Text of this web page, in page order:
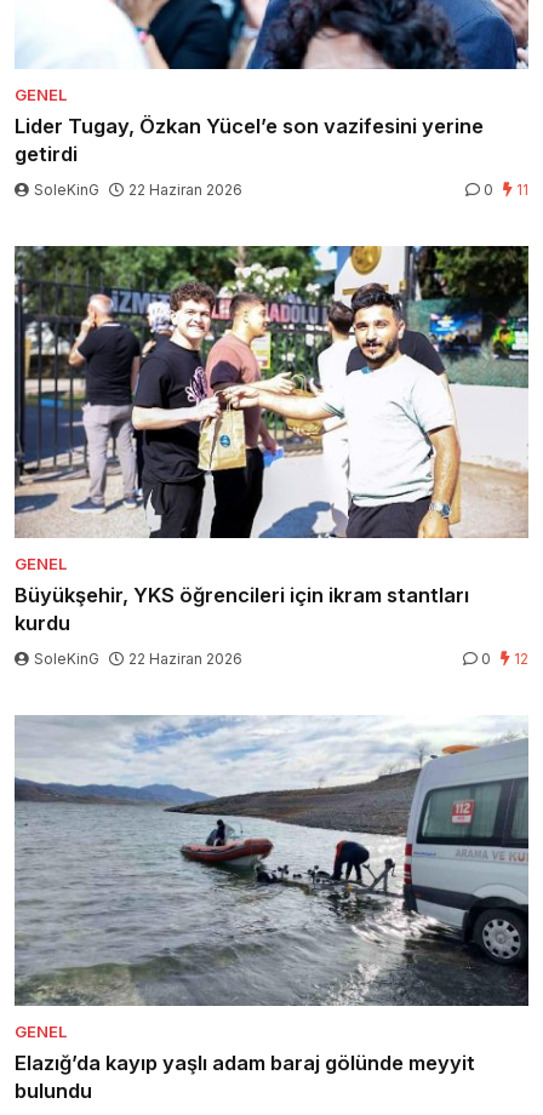
GENEL
Lider Tugay, Özkan Yücel’e son vazifesini yerine
getirdi
SoleKinG 22 Haziran 2026 0 11
GENEL
Büyükşehir, YKS öğrencileri için ikram stantları
kurdu
SoleKinG 22 Haziran 2026 0 12
GENEL
Elazığ’da kayıp yaşlı adam baraj gölünde meyyit
bulundu